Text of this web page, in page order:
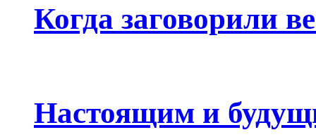
Когда заговорили
Настоящим и